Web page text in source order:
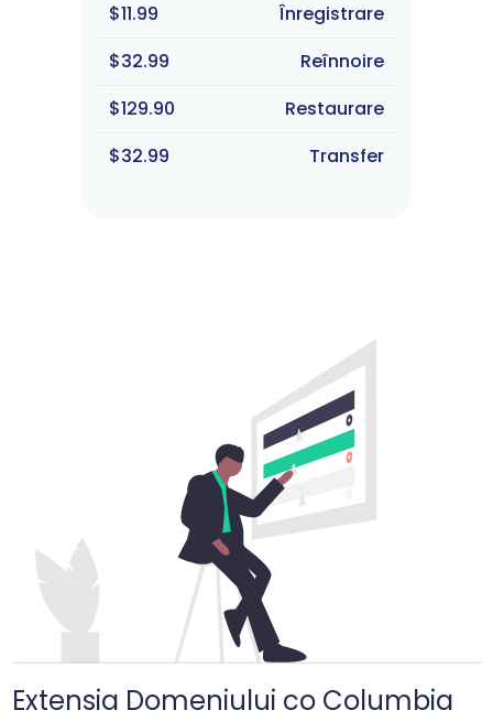
$11.99
Înregistrare
$32.99
Reînnoire
$129.90
Restaurare
$32.99
Transfer
Extensia Domeniului co Columbia